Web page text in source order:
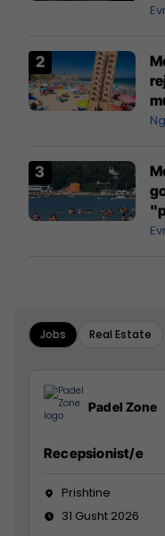
Jobs Real Estate
Padel Zone
Recepsionist/e
Prishtine
31 Gusht 2026